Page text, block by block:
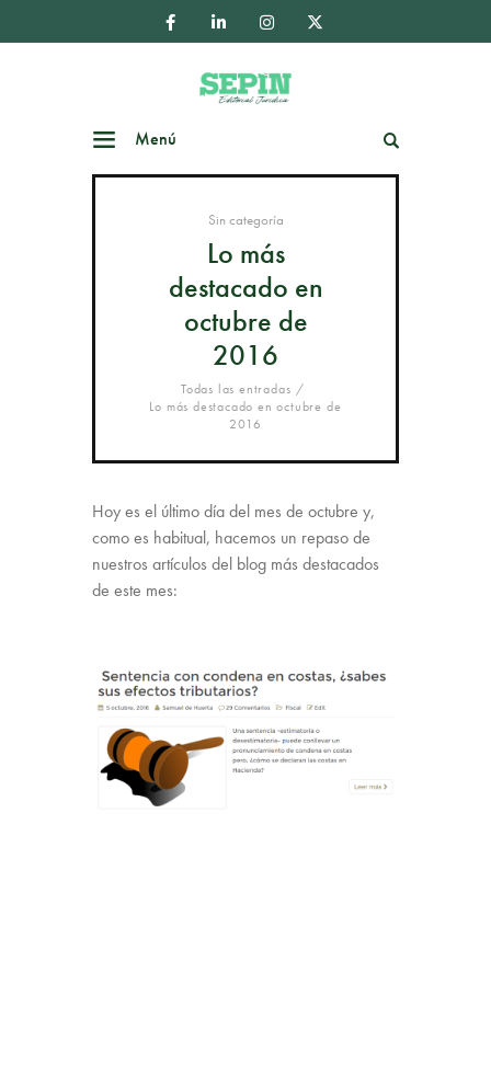
Menú
Sin categoría
Lo más
destacado en
octubre de
2016
Todas las entradas
Lo más destacado en octubre de
2016
Hoy es el último día del mes de octubre y,
como es habitual, hacemos un repaso de
nuestros artículos del blog más destacados
de este mes: